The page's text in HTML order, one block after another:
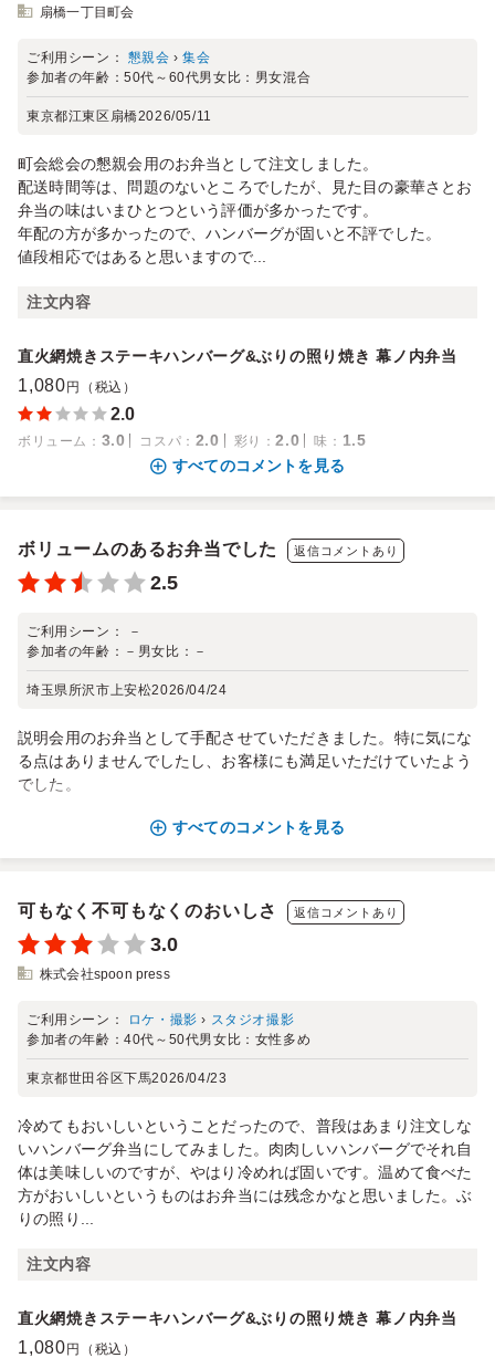
扇橋一丁目町会
ご利用シーン： 懇親会 ›集会
参加者の年齢：50代～60代男女比： 男女混合
東京都江東区扇橋2026/05/11
町会総会の懇親会用のお弁当として注文しました。
配送時間等は、問題のないところでしたが、見た目の豪華さとお
弁当の味はいまひとつという評価が多かったです。
年配の方が多かったので、ハンバーグが固いと不評でした。
値段相応ではあると思いますので...
注文内容
直火網焼きステーキハンバーグ&ぶりの照り焼き 幕ノ内弁当
1,080 円（税込）
2.0
ボリューム ： 3.0 コスパ ： 2.0 彩り ：2.0 味 ： 1.5
すべてのコメントを見る
ボリュームのあるお弁当でした 返信コメントあり
2.5
ご利用シーン：
－
参加者の年齢： － 男女比： －
埼玉県所沢市上安松2026/04/24
説明会用のお弁当として手配させていただきました。特に気にな
る点はありませんでしたし、お客様にも満足いただけていたよう
でした。
すべてのコメントを見る
可もなく不可もなくのおいしさ 返信コメントあり
3.0
株式会社spoon press
ご利用シーン： ロケ・撮影 › スタジオ撮影
参加者の年齢：40代～50代男女比： 女性多め
東京都世田谷区下馬2026/04/23
冷めてもおいしいということだったので、普段はあまり注文しな
いハンバーグ弁当にしてみました。肉肉しいハンバーグでそれ自
体は美味しいのですが、やはり冷めれば固いです。温めて食べた
方がおいしいというものはお弁当には残念かなと思いました。ぶ
りの照り...
注文内容
直火網焼きステーキハンバーグ&ぶりの照り焼き 幕ノ内弁当
1,080 円（税込）